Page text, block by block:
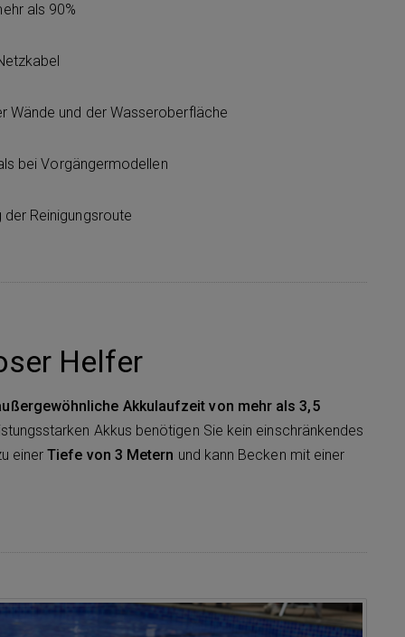
als 90%
Wände und der Wasseroberfläche
bei Vorgängermodellen
Reinigungsroute
Helfer
Akkulaufzeit von mehr als 3,5
Akkus benötigen Sie kein einschränkendes
einerTiefe von 3 Metern und kann Becken mit einer